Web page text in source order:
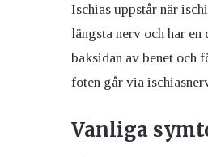
Ischias uppstår när
längsta nerv och har
baksidan av benet och
foten går via
Vanliga